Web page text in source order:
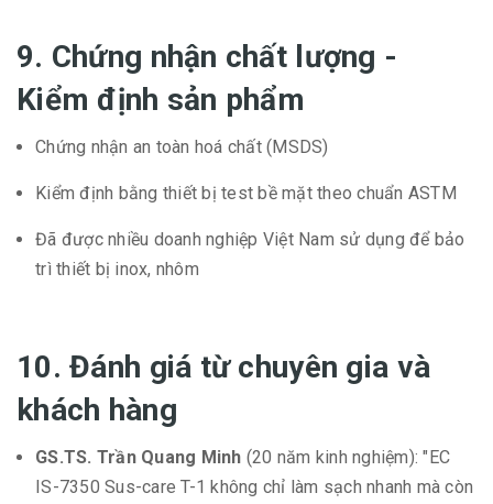
9. Chứng nhận chất lượng -
Kiểm định sản phẩm
Chứng nhận an toàn hoá chất (MSDS)
Kiểm định bằng thiết bị test bề mặt theo chuẩn ASTM
Đã được nhiều doanh nghiệp Việt Nam sử dụng để bảo
trì thiết bị inox, nhôm
10. Đánh giá từ chuyên gia và
khách hàng
GS.TS. Trần Quang Minh (20 năm kinh nghiệm): "EC
IS-7350 Sus-care T-1 không chỉ làm sạch nhanh mà còn